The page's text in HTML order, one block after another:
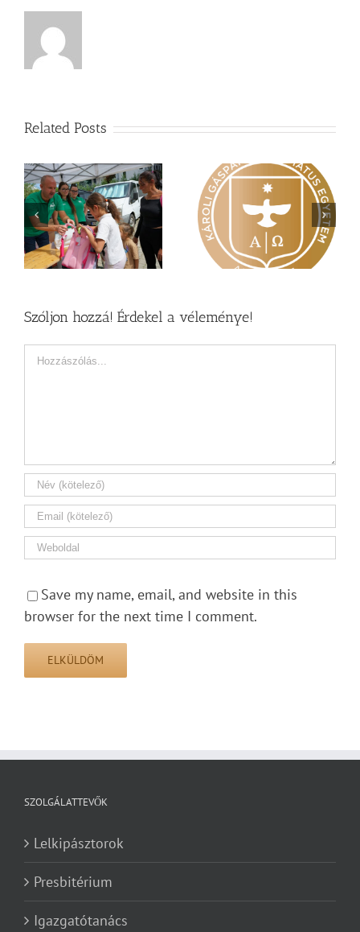
Related Posts
Nagy érdeklődés övezi
a Károli képzéseit
Vasárnapi üzenet –
Zsoltárok 149
Szóljon hozzá! Érdekel a véleménye!
Hozzászólás
Save my name, email, and website in this
browser for the next time I comment.
SZOLGÁLATTEVŐK
Lelkipásztorok
Presbitérium
Igazgatótanács